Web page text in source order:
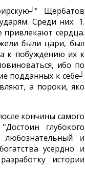
Щербатов
Среди них: 1.
привлекают сердца.
были цари, был
к побуждению их к
ибо по
подданных к себе┘
а пороки, яко
кончины самого
глубокого
и
усердно и
истории